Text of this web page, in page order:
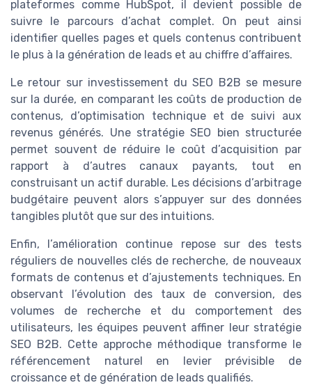
plateformes comme HubSpot, il devient possible de
suivre le parcours d’achat complet. On peut ainsi
identifier quelles pages et quels contenus contribuent
le plus à la génération de leads et au chiffre d’affaires.
Le retour sur investissement du SEO B2B se mesure
sur la durée, en comparant les coûts de production de
contenus, d’optimisation technique et de suivi aux
revenus générés. Une stratégie SEO bien structurée
permet souvent de réduire le coût d’acquisition par
rapport à d’autres canaux payants, tout en
construisant un actif durable. Les décisions d’arbitrage
budgétaire peuvent alors s’appuyer sur des données
tangibles plutôt que sur des intuitions.
Enfin, l’amélioration continue repose sur des tests
réguliers de nouvelles clés de recherche, de nouveaux
formats de contenus et d’ajustements techniques. En
observant l’évolution des taux de conversion, des
volumes de recherche et du comportement des
utilisateurs, les équipes peuvent affiner leur stratégie
SEO B2B. Cette approche méthodique transforme le
référencement naturel en levier prévisible de
croissance et de génération de leads qualifiés.